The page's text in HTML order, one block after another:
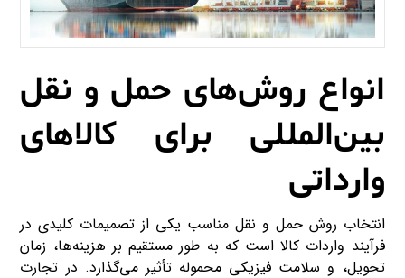
انواع روش‌های حمل و نقل
بین‌المللی برای کالاهای
وارداتی
انتخاب روش حمل و نقل مناسب یکی از تصمیمات کلیدی در
فرآیند واردات کالا است که به طور مستقیم بر هزینه‌ها، زمان
تحویل، و سلامت فیزیکی محموله تأثیر می‌گذارد. در تجارت